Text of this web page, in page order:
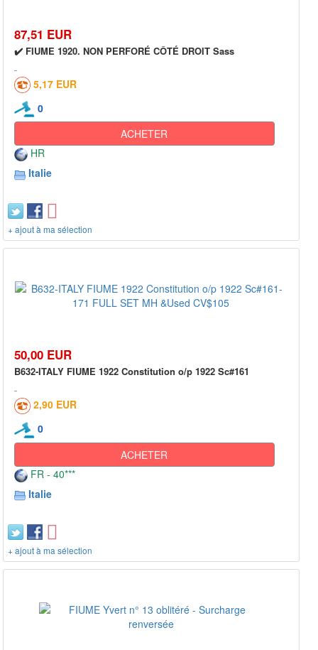
87,51 EUR
✔️ FIUME 1920. NON PERFORÉ CÔTÉ DROIT Sass
5,17 EUR
0
ACHETER
HR
Italie
+ ajout à ma sélection
50,00 EUR
B632-ITALY FIUME 1922 Constitution o/p 1922 Sc#161
2,90 EUR
0
ACHETER
FR - 40***
Italie
+ ajout à ma sélection